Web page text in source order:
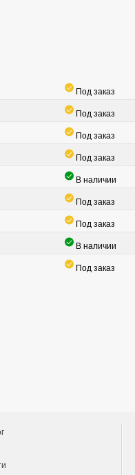
Под заказ
Под заказ
Под заказ
Под заказ
В наличии
Под заказ
Под заказ
В наличии
Под заказ